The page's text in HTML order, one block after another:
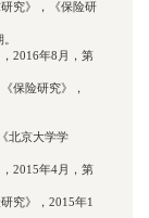
究》，《保险研
2016年8月，第
保险研究》，
北京大学学
2015年4月，第
究》，2015年1